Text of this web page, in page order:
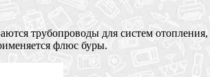
трубопроводы для систем
флюс буры.